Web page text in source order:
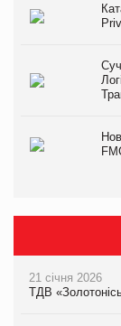
21 січня 2026
ТДВ